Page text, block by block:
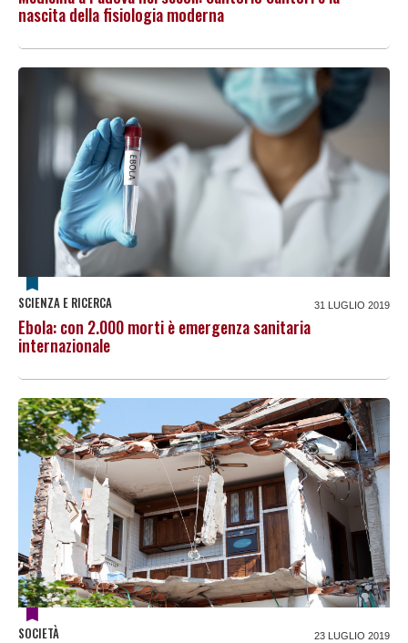
nascita della fisiologia moderna
SCIENZA E RICERCA 31 LUGLIO 2019
Ebola: con 2.000 morti è emergenza sanitaria
internazionale
SOCIETÀ 23 LUGLIO 2019